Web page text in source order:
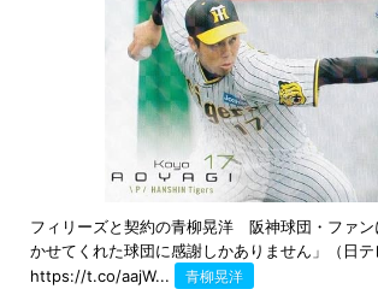
フィリーズと契約の青柳晃洋 阪神球団・ファン
かせてくれた球団に感謝しかありません」（日テ
https://t.co/aajW...
青柳晃洋